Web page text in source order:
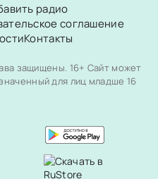
радио
соглашение
Контакты
защищены. 16+ Сайт может
для лиц младше 16